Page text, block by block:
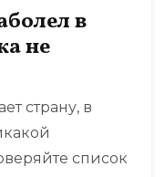
в
не
страну, в
список